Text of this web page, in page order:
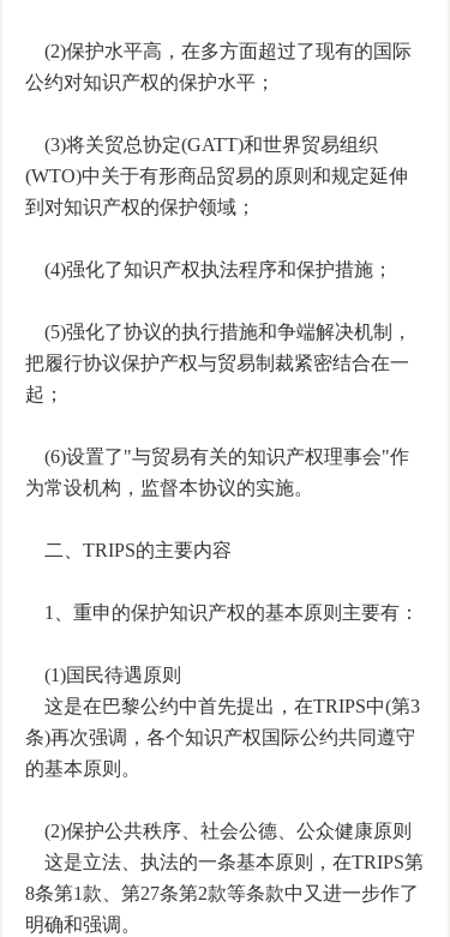
(2)保护水平高，在多方面超过了现有的国际
公约对知识产权的保护水平；
(3)将关贸总协定(GATT)和世界贸易组织
(WTO)中关于有形商品贸易的原则和规定延伸
到对知识产权的保护领域；
(4)强化了知识产权执法程序和保护措施；
(5)强化了协议的执行措施和争端解决机制，
把履行协议保护产权与贸易制裁紧密结合在一
起；
(6)设置了"与贸易有关的知识产权理事会"作
为常设机构，监督本协议的实施。
二、TRIPS的主要内容
1、重申的保护知识产权的基本原则主要有：
(1)国民待遇原则
这是在巴黎公约中首先提出，在TRIPS中(第3
条)再次强调，各个知识产权国际公约共同遵守
的基本原则。
(2)保护公共秩序、社会公德、公众健康原则
这是立法、执法的一条基本原则，在TRIPS第
8条第1款、第27条第2款等条款中又进一步作了
明确和强调。